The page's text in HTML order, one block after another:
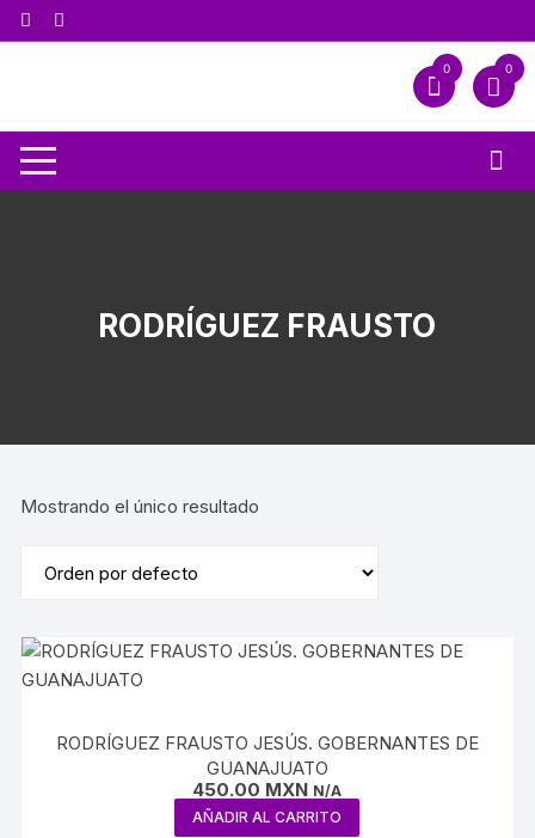
0 0
RODRÍGUEZ FRAUSTO
Mostrando el único resultado
RODRÍGUEZ FRAUSTO JESÚS. GOBERNANTES DE
GUANAJUATO
450.00 MXN N/A
AÑADIR AL CARRITO